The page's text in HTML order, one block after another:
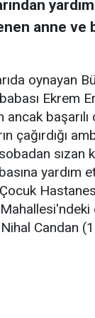
anne ve
oynayan
Ekrem
ancak
çağırdığı
sızan
yardım
Candan